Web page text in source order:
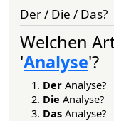
Der / Die / Das?
Welchen
'Analyse'?
Der Analyse?
Die Analyse?
Das Analyse?